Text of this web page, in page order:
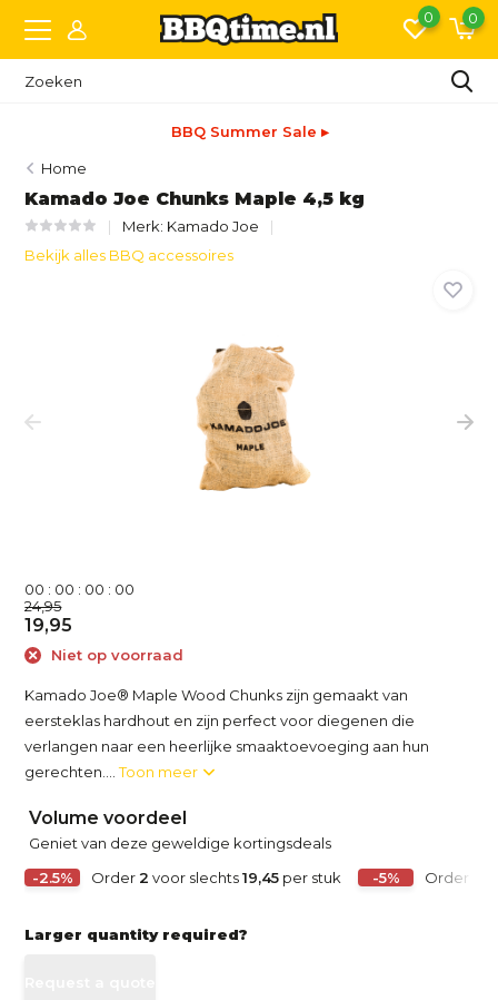
0 0
BBQ Summer Sale ▸
Home
Kamado Joe Chunks Maple 4,5 kg
Merk: Kamado Joe
Bekijk alles BBQ accessoires
00 : 00 : 00 : 00
24,95
19,95
Niet op voorraad
Kamado Joe® Maple Wood Chunks zijn gemaakt van
eersteklas hardhout en zijn perfect voor diegenen die
verlangen naar een heerlijke smaaktoevoeging aan hun
gerechten....Toon meer
Volume voordeel
Geniet van deze geweldige kortingsdeals
-2.5%
Order 2 voor slechts19,45 per stuk -5% Order
Larger quantity required?